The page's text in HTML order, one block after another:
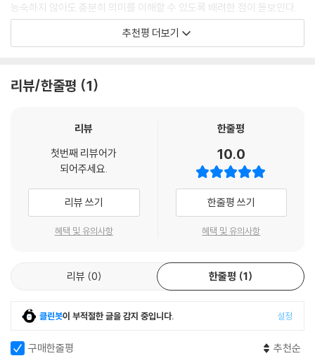
캐런 좁스는 이 책에서 요한 서신에 제기된 문제들을 심도 있게 다루기를
원하는 목사,?신학생, 평신도들이 학문적인 연구를 할 수 있는 다리를 놓
는다. 저자는 요한 서신을 요한복음이 포함된 요한 문헌의 일부로 보지만,
점은 거부한다.?오늘날은 하나님에 관한 진리에 대해 다양한 목소리를 내
게 있는지에 관한 문제라는 포괄적인 맥락 안에서 요한 서신의 세 가지 주
요 주제를 다룬다.
존더반 신약주석 시리즈 전체 소개
존더반 신약주석은 한 권에 모여 있는 경우가 좀처럼 없는 주석의 특징들
을 한데 묶어놓았다. 시리즈 각 책은 헬라어 원문에서 본문의 전후문맥과
다. 이 시리즈는 모든 주석 각 부분에서 요점, 석의적 개요, 구절별 주석, 적
용에서의 신학 등을 제공한다. 학자들은 각 단계에서 정보를 제공하지만
그럼으로써 독자가 성경 저자의 메시지가 전개되는 것에 집중할 수 있도록
해준다. 예리한 통찰과 시기적절한 신학적 적용으로 가득 찬 이 주석은 목
능숙하지 않아도 충분히 의미를 이해할 수 있도록 배려한 점이 돋보인다.
만일 어느 설교자가 현존하는 우리말 주석 가운데 오직 한 권만 구입해야
한다면 나는 이 주석 시리즈가 될 것이라 확신한다. 신약을 깊고 올바르게
- 박정근 (부산 영안침례교회 담임목사)
나는 사람들과 나의 서가를 공유하는 것을 마다하지 않는다. 어떤 책이든
좋으니 다 꺼내 읽으라고 초대한다. 그럼에도 주석서만큼은 입장을 허용하
지 않는다. 그만큼 설교자에게 주석서는 중요하다. 그럼에도 주석서를 탐
는 것이 있는데, 그것은 바로 하나님의 마음을 앞서지 않도록 머리가 지식
으로 가득 차기 전에 멈추는 것이다. 이번에 한국에 소개되는 『존더반 신약
주석』은 이런 염려에서 놓여날 수 있도록 해주었던 매우 탁월한 책이다.
다양한 해석에 초점이 맞춰져 있는 등 어느 한쪽에 강점이 있기 마련이다.
때문에 준비하는 입장에서는 한 본문을 놓고도 많은 주석서를 참고해야 한
있으며, 특히 적용까지 균형을 잃지 않고 담아놓았다. 무엇보다 찾기 쉽고
통찰력 있지만 단순한 심령에 주님의 마음이 더 잘 담길 수 있다고 생각하
추천평 더보기
리뷰/한줄평 1
리뷰
첫번째 리뷰어가
되어주세요.
리뷰 쓰기
혜택 및 유의사항
한줄평
10.0
한줄평 쓰기
혜택 및 유의사항
리뷰 0 한줄평 1
클린봇이 부적절한 글을 감지 중입니다. 설정
구매한줄평 추천순